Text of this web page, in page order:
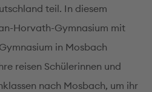
teil. In diesem
Horvath-Gymnasium mit
in Mosbach
reisen Schülerinnen und
nach Mosbach, um ihr